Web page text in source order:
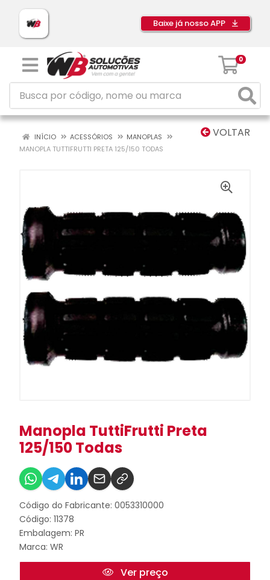
Baixe já nosso APP
0
VOLTAR
INÍCIO ACESSÓRIOS
MANOPLAS
MANOPLA TUTTIFRUTTI PRETA 125/150 TODAS
Manopla TuttiFrutti Preta
125/150 Todas
Código do Fabricante: 0053310000
Código: 11378
Embalagem: PR
Marca: WR
Ver preço